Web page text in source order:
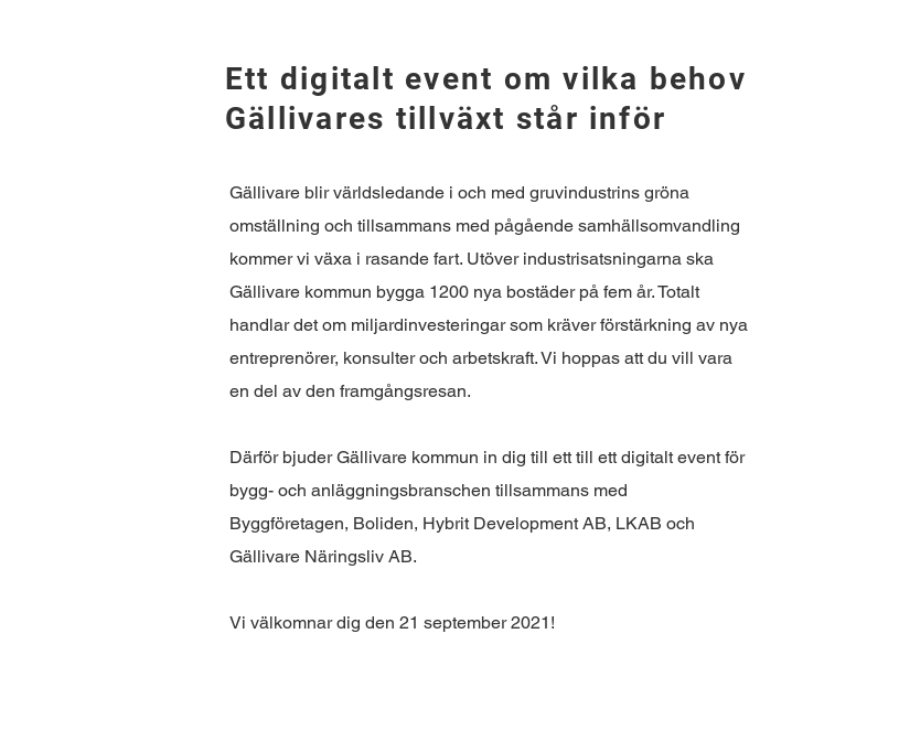
Ett digitalt event om vilka behov
Gällivares tillväxt står inför
Gällivare blir världsledande i och med gruvindustrins gröna
omställning och tillsammans med pågående samhällsomvandling
kommer vi växa i rasande fart. Utöver industrisatsningarna ska
Gällivare kommun bygga 1200 nya bostäder på fem år. Totalt
handlar det om miljardinvesteringar som kräver förstärkning av nya
entreprenörer, konsulter och arbetskraft. Vi hoppas att du vill vara
en del av den framgångsresan.
Därför bjuder Gällivare kommun in dig till ett till ett digitalt event för
bygg- och anläggningsbranschen tillsammans med
Byggföretagen, Boliden, Hybrit Development AB, LKAB och
Gällivare Näringsliv AB.
Vi välkomnar dig den 21 september 2021!